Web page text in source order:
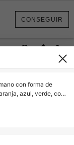
CONSEGUIR
con forma de
azul, verde, con
decoraciones de
y niñas, perfectas
Viene con un